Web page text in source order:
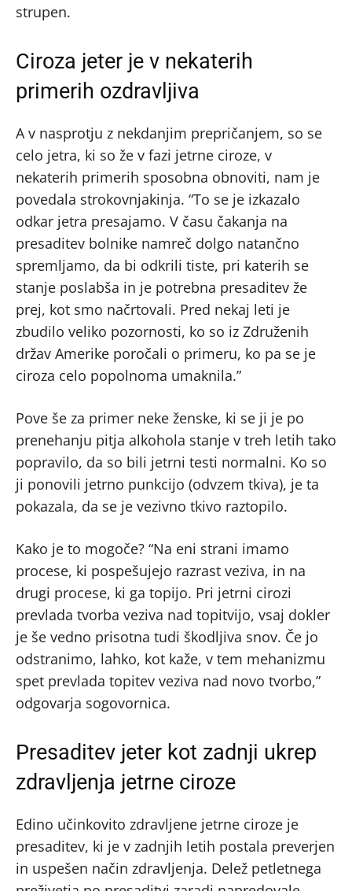
strupen.
Ciroza jeter je v nekaterih
primerih ozdravljiva
A v nasprotju z nekdanjim prepričanjem, so se
celo jetra, ki so že v fazi jetrne ciroze, v
nekaterih primerih sposobna obnoviti, nam je
povedala strokovnjakinja. “To se je izkazalo
odkar jetra presajamo. V času čakanja na
presaditev bolnike namreč dolgo natančno
spremljamo, da bi odkrili tiste, pri katerih se
stanje poslabša in je potrebna presaditev že
prej, kot smo načrtovali. Pred nekaj leti je
zbudilo veliko pozornosti, ko so iz Združenih
držav Amerike poročali o primeru, ko pa se je
ciroza celo popolnoma umaknila.”
Pove še za primer neke ženske, ki se ji je po
prenehanju pitja alkohola stanje v treh letih tako
popravilo, da so bili jetrni testi normalni. Ko so
ji ponovili jetrno punkcijo (odvzem tkiva), je ta
pokazala, da se je vezivno tkivo raztopilo.
Kako je to mogoče? “Na eni strani imamo
procese, ki pospešujejo razrast veziva, in na
drugi procese, ki ga topijo. Pri jetrni cirozi
prevlada tvorba veziva nad topitvijo, vsaj dokler
je še vedno prisotna tudi škodljiva snov. Če jo
odstranimo, lahko, kot kaže, v tem mehanizmu
spet prevlada topitev veziva nad novo tvorbo,”
odgovarja sogovornica.
Presaditev jeter kot zadnji ukrep
zdravljenja jetrne ciroze
Edino učinkovito zdravljene jetrne ciroze je
presaditev, ki je v zadnjih letih postala preverjen
in uspešen način zdravljenja. Delež petletnega